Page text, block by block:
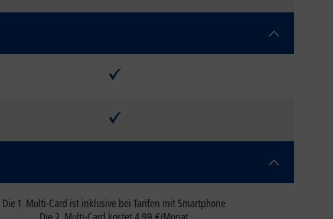
Die 1. Multi-Card ist inklusive bei Tarifen mit Smartphone.